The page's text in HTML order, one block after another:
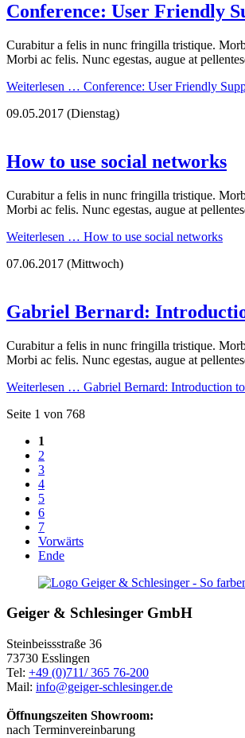
Conference: User Friendly
Curabitur a felis in nunc fringilla tristique.
Morbi ac felis. Nunc egestas, augue at
Weiterlesen … Conference: User Friendly
09.05.2017 (Dienstag)
How to use social networks
Curabitur a felis in nunc fringilla tristique.
Morbi ac felis. Nunc egestas, augue at
Weiterlesen … How to use social networks
07.06.2017 (Mittwoch)
Gabriel Bernard:
Curabitur a felis in nunc fringilla tristique.
Morbi ac felis. Nunc egestas, augue at
Weiterlesen … Gabriel Bernard: Introduction
Seite 1 von 768
1
2
3
4
5
6
7
Vorwärts
Ende
Geiger & Schlesinger GmbH
Steinbeissstraße 36
73730 Esslingen
Tel: +49 (0)711/ 365 76-200
Mail: info@geiger-schlesinger.de
Öffnungszeiten Showroom:
nach Terminvereinbarung